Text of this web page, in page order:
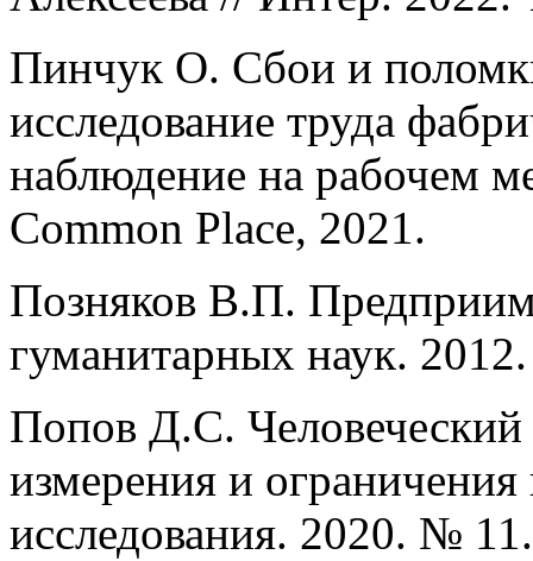
Пинчук О. Сбои и
исследование труда
наблюдение на рабочем
Common Place, 2021.
Позняков В.П.
гуманитарных наук.
Попов Д.С. Человеческий
измерения и
исследования. 2020. №